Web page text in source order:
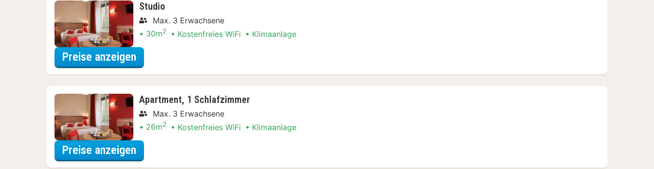
Studio
Max. 3 Erwachsene
30m2 Kostenfreies WiFi Klimaanlage
Preise anzeigen
Apartment, 1 Schlafzimmer
Max. 3 Erwachsene
26m2 Kostenfreies WiFi Klimaanlage
Preise anzeigen